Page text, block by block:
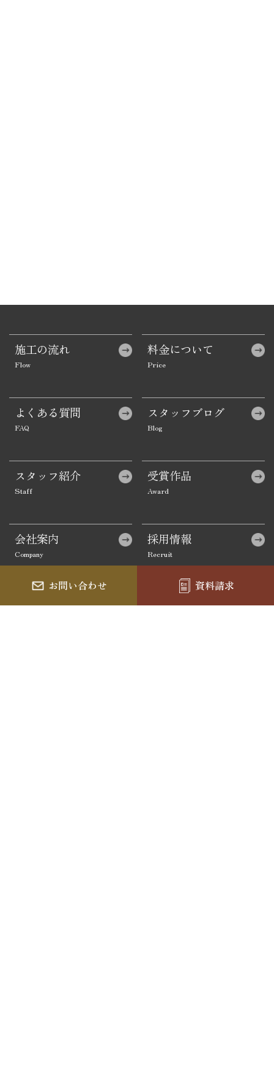
お問い合わせ 資料請求
施工の流れ 料金について
よくある質問 スタッフブログ
スタッフ紹介 受賞作品
会社案内 採用情報